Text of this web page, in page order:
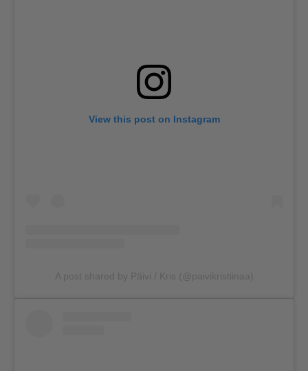
View this post on Instagram
A post shared by Päivi / Kris (@paivikristiinaa)